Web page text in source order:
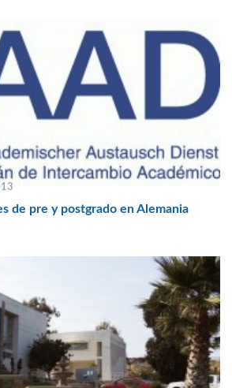
de pre y postgrado en Alemania